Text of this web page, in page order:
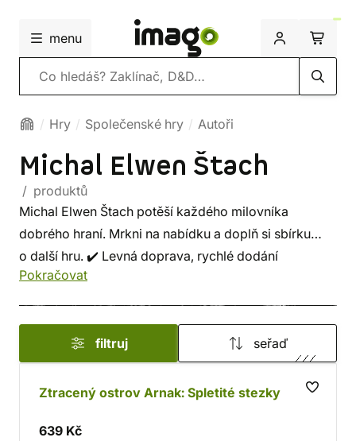
menu
Vyhledávání
Hry Společenské hry Autoři
Michal Elwen Štach
/ produktů
Michal Elwen Štach potěší každého milovníka
dobrého hraní. Mrkni na nabídku a doplň si sbírku
o další hru. ✔️ Levná doprava, rychlé dodání
a bezpečný nákup!
Pokračovat
filtruj seřaď
Ztracený ostrov Arnak: Spletité stezky
639 Kč